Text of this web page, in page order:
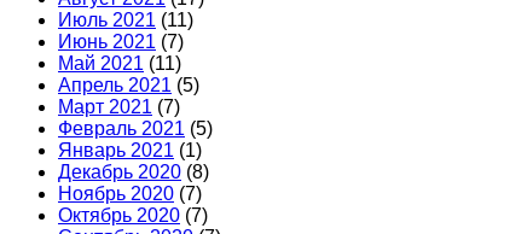
Июль 2021 (11)
Июнь 2021 (7)
Май 2021 (11)
Апрель 2021 (5)
Март 2021 (7)
Февраль 2021 (5)
Январь 2021 (1)
Декабрь 2020 (8)
Ноябрь 2020 (7)
Октябрь 2020 (7)